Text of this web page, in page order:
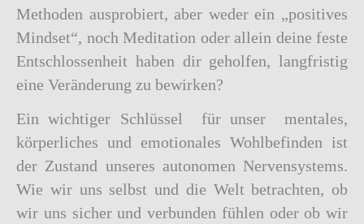
Methoden ausprobiert, aber weder ein „positives
Mindset“, noch Meditation oder allein deine feste
Entschlossenheit haben dir geholfen, langfristig
eine Veränderung zu bewirken?
Ein wichtiger Schlüssel für unser mentales,
körperliches und emotionales Wohlbefinden ist
der Zustand unseres autonomen Nervensystems.
Wie wir uns selbst und die Welt betrachten, ob
wir uns sicher und verbunden fühlen oder ob wir